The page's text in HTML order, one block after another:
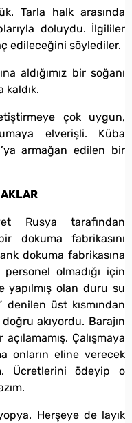
Tarla halk arasında
doluydu. İlgililer
edileceğini söylediler.
aldığımız bir soğanı
kaldık.
çok uygun,
elverişli. Küba
armağan edilen bir
Rusya tarafından
dokuma fabrikasını
dokuma fabrikasına
olmadığı için
yapılmış olan duru su
üst kısmından
akıyordu. Barajın
Çalışmaya
onların eline verecek
Ücretlerini ödeyip o
Herşeye de layık